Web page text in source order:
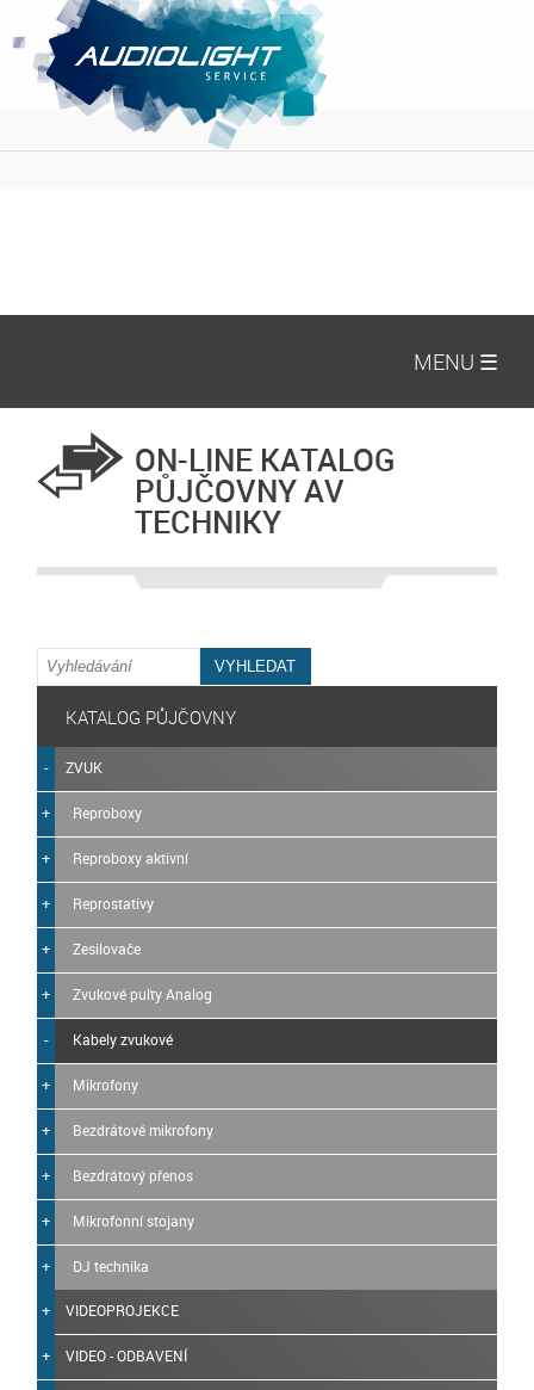
MENU ☰
ON-LINE KATALOG
PŮJČOVNY AV
TECHNIKY
KATALOG PŮJČOVNY
ZVUK
Reproboxy
Reproboxy aktivní
Reprostativy
Zesilovače
Zvukové pulty Analog
Kabely zvukové
Mikrofony
Bezdrátové mikrofony
Bezdrátový přenos
Mikrofonní stojany
DJ technika
VIDEOPROJEKCE
VIDEO - ODBAVENÍ